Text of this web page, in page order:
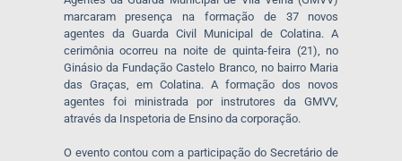
marcaram presença na formação de 37 novos
agentes da Guarda Civil Municipal de Colatina. A
cerimônia ocorreu na noite de quinta-feira (21), no
Ginásio da Fundação Castelo Branco, no bairro Maria
das Graças, em Colatina. A formação dos novos
agentes foi ministrada por instrutores da GMVV,
através da Inspetoria de Ensino da corporação.
O evento contou com a participação do Secretário de